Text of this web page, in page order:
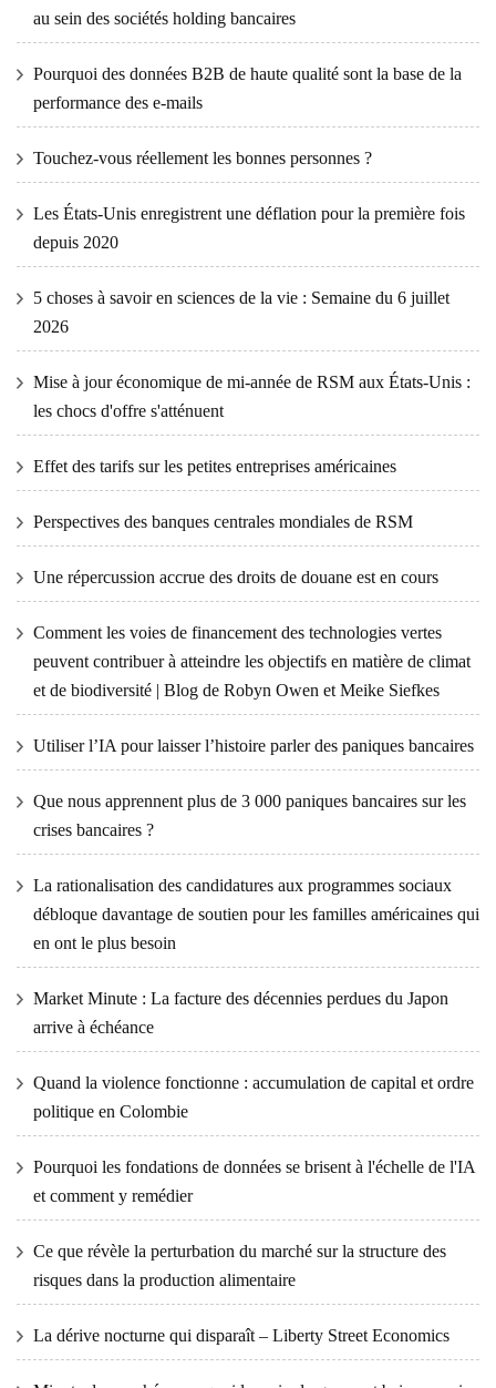
au sein des sociétés holding bancaires
Pourquoi des données B2B de haute qualité sont la base de la
performance des e-mails
Touchez-vous réellement les bonnes personnes ?
Les États-Unis enregistrent une déflation pour la première fois
depuis 2020
5 choses à savoir en sciences de la vie : Semaine du 6 juillet
2026
Mise à jour économique de mi-année de RSM aux États-Unis :
les chocs d'offre s'atténuent
Effet des tarifs sur les petites entreprises américaines
Perspectives des banques centrales mondiales de RSM
Une répercussion accrue des droits de douane est en cours
Comment les voies de financement des technologies vertes
peuvent contribuer à atteindre les objectifs en matière de climat
et de biodiversité | Blog de Robyn Owen et Meike Siefkes
Utiliser l’IA pour laisser l’histoire parler des paniques bancaires
Que nous apprennent plus de 3 000 paniques bancaires sur les
crises bancaires ?
La rationalisation des candidatures aux programmes sociaux
débloque davantage de soutien pour les familles américaines qui
en ont le plus besoin
Market Minute : La facture des décennies perdues du Japon
arrive à échéance
Quand la violence fonctionne : accumulation de capital et ordre
politique en Colombie
Pourquoi les fondations de données se brisent à l'échelle de l'IA
et comment y remédier
Ce que révèle la perturbation du marché sur la structure des
risques dans la production alimentaire
La dérive nocturne qui disparaît – Liberty Street Economics